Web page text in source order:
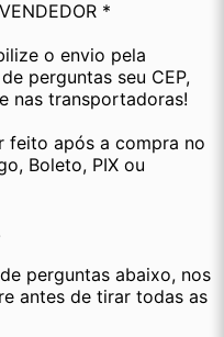
*
o envio pela
perguntas seu CEP,
nas transportadoras!
feito após a compra no
Boleto, PIX ou
perguntas abaixo, nos
antes de tirar todas as